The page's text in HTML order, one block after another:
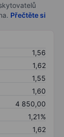
Přečtěte si
1,56
1,62
1,55
1,60
4 850,00
1,21%
1,62